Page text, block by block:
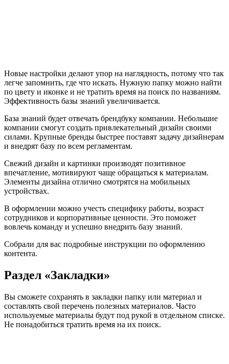
Новые настройки делают упор на наглядность, потому что так
легче запомнить, где что искать. Нужную папку можно найти
по цвету и иконке и не тратить время на поиск по названиям.
Эффективность базы знаний увеличивается.
База знаний будет отвечать брендбуку компании. Небольшие
компании смогут создать привлекательный дизайн своими
силами. Крупные бренды быстрее поставят задачу дизайнерам
и внедрят базу по всем регламентам.
Свежий дизайн и картинки производят позитивное
впечатление, мотивируют чаще обращаться к материалам.
Элементы дизайна отлично смотрятся на мобильных
устройствах.
В оформлении можно учесть специфику работы, возраст
сотрудников и корпоративные ценности. Это поможет
вовлечь команду и успешно внедрить базу знаний.
Собрали для вас подробные инструкции по оформлению
контента.
Раздел «Закладки»
Вы сможете сохранять в закладки папку или материал и
составлять свой перечень полезных материалов. Часто
используемые материалы будут под рукой в отдельном списке.
Не понадобиться тратить время на их поиск.